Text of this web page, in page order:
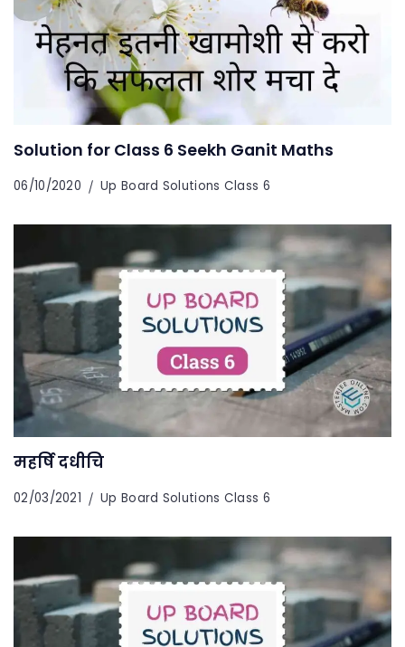
Solution for Class 6 Seekh Ganit Maths
06/10/2020 Up Board Solutions Class 6
महर्षि दधीचि
02/03/2021 Up Board Solutions Class 6